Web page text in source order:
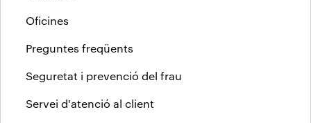
Oficines
Preguntes freqüents
Seguretat i prevenció del frau
Servei d'atenció al client